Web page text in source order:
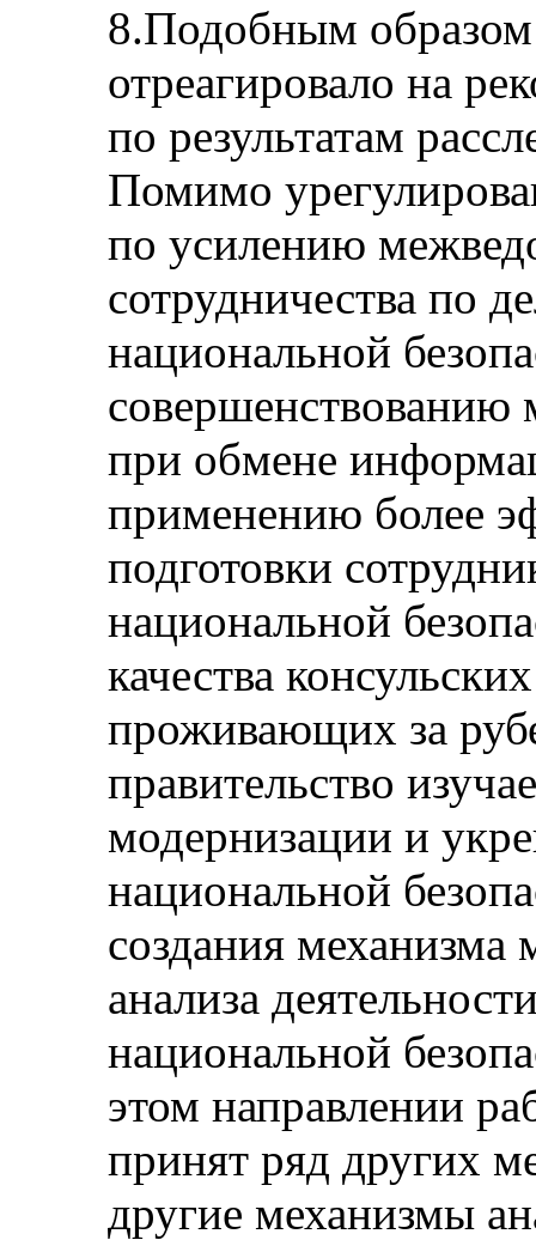
8.Подобным образом
отреагировало на
по результатам
Помимо
по усилению
сотрудничества по
национальной
совершенствованию
при обмене
применению более
подготовки
национальной
качества
проживающих за
правительство
модернизации и
национальной
создания механизма
анализа
национальной
этом направлении
принят ряд других
другие механизмы